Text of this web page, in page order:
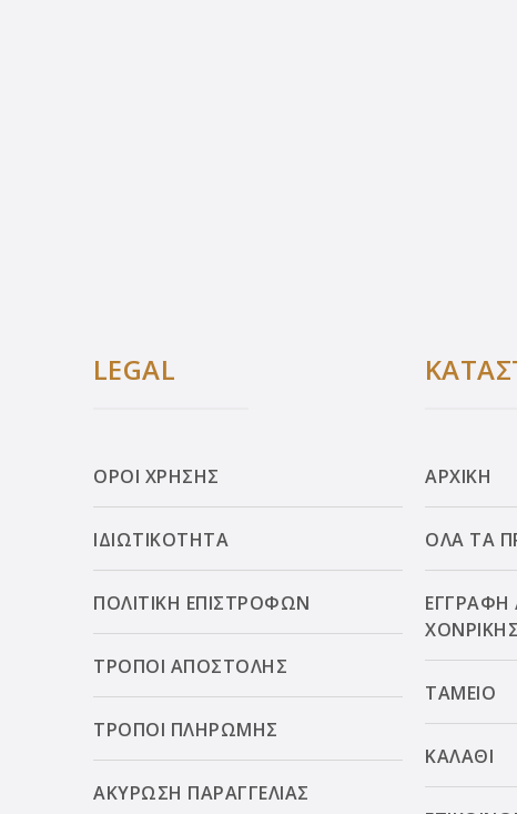
LEGAL
ΟΡΟΙ ΧΡΗΣΗΣ
ΙΔΙΩΤΙΚΟΤΗΤΑ
ΠΟΛΙΤΙΚΗ ΕΠΙΣΤΡΟΦΩΝ
ΤΡΟΠΟΙ ΑΠΟΣΤΟΛΗΣ
ΤΡΟΠΟΙ ΠΛΗΡΩΜΗΣ
ΑΚΥΡΩΣΗ ΠΑΡΑΓΓΕΛΙΑΣ
ΑΡΧΙΚΗ
ΟΛΑ ΤΑ
ΕΓΓΡΑΦΗ
ΧΟΝΡΙΚΗΣ
ΤΑΜΕΙΟ
ΚΑΛΑΘΙ